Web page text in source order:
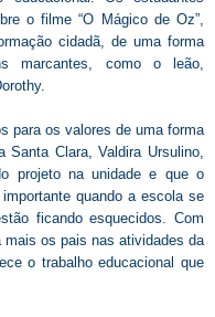
o filme “O Mágico de Oz”,
cidadã, de uma forma
marcantes, como o leão,
para os valores de uma forma
Clara, Valdira Ursulino,
projeto na unidade e que o
quando a escola se
ficando esquecidos. Com
os pais nas atividades da
o trabalho educacional que